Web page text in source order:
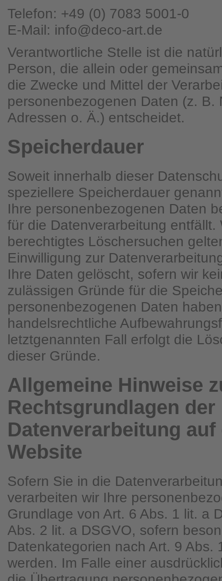
Telefon: +49 (0) 7083 5001-0
E-Mail: info@deco-art.de
Verantwortliche Stelle ist die
Person, die allein oder
die Zwecke und Mittel der
personenbezogenen Daten (z. B.
Adressen o. Ä.) entscheidet.
Speicherdauer
Soweit innerhalb dieser
speziellere Speicherdauer
Ihre personenbezogenen Daten
für die Datenverarbeitung entfällt.
berechtigtes Löschersuchen
Einwilligung zur
Ihre Daten gelöscht, sofern wir
zulässigen Gründe für die
personenbezogenen Daten
handelsrechtliche
letztgenannten Fall erfolgt die
dieser Gründe.
Allgemeine Hinweise
Rechtsgrundlagen der
Datenverarbeitung auf
Website
Sofern Sie in die
verarbeiten wir Ihre
Grundlage von Art. 6 Abs. 1 lit. a
Abs. 2 lit. a DSGVO, sofern
Datenkategorien nach Art. 9 Abs.
werden. Im Falle einer